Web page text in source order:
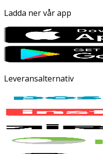
Ladda ner vår app
Leveransalternativ